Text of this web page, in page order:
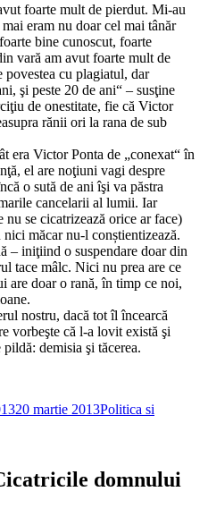
foarte mult de pierdut. Mi-au
eram nu doar cel mai tânăr
bine cunoscut, foarte
vară am avut foarte mult de
povestea cu plagiatul, dar
şi peste 20 de ani“ – susţine
de onestitate, fie că Victor
rănii ori la rana de sub
era Victor Ponta de „conexat“ în
el are noţiuni vagi despre
o sută de ani îşi va păstra
cancelarii al lumii. Iar
se cicatrizează orice ar face)
măcar nu-l conștientizează.
– iniţiind o suspendare doar din
tace mâlc. Nici nu prea are ce
are doar o rană, în timp ce noi,
nostru, dacă tot îl încearcă
vorbeşte că l-a lovit există şi
demisia şi tăcerea.
20 martie 2013Politica si
domnului